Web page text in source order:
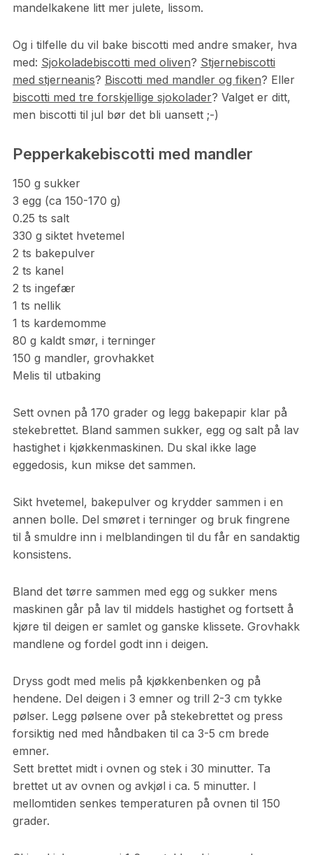
mandelkakene litt mer julete, lissom.
Og i tilfelle du vil bake biscotti med andre smaker, hva
med: Sjokoladebiscotti med oliven? Stjernebiscotti
med stjerneanis? Biscotti med mandler og fiken? Eller
biscotti med tre forskjellige sjokolader? Valget er ditt,
men biscotti til jul bør det bli uansett ;-)
Pepperkakebiscotti med mandler
150 g sukker
3 egg (ca 150-170 g)
0.25 ts salt
330 g siktet hvetemel
2 ts bakepulver
2 ts kanel
2 ts ingefær
1 ts nellik
1 ts kardemomme
80 g kaldt smør, i terninger
150 g mandler, grovhakket
Melis til utbaking
Sett ovnen på 170 grader og legg bakepapir klar på
stekebrettet. Bland sammen sukker, egg og salt på lav
hastighet i kjøkkenmaskinen. Du skal ikke lage
eggedosis, kun mikse det sammen.
Sikt hvetemel, bakepulver og krydder sammen i en
annen bolle. Del smøret i terninger og bruk fingrene
til å smuldre inn i melblandingen til du får en sandaktig
konsistens.
Bland det tørre sammen med egg og sukker mens
maskinen går på lav til middels hastighet og fortsett å
kjøre til deigen er samlet og ganske klissete. Grovhakk
mandlene og fordel godt inn i deigen.
Dryss godt med melis på kjøkkenbenken og på
hendene. Del deigen i 3 emner og trill 2-3 cm tykke
pølser. Legg pølsene over på stekebrettet og press
forsiktig ned med håndbaken til ca 3-5 cm brede
emner.
Sett brettet midt i ovnen og stek i 30 minutter. Ta
brettet ut av ovnen og avkjøl i ca. 5 minutter. I
mellomtiden senkes temperaturen på ovnen til 150
grader.